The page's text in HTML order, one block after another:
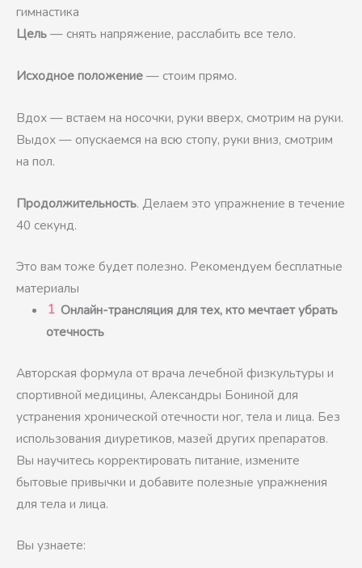
гимнастика
Цель— снять напряжение, расслабить все тело.
Исходное положение— стоим прямо.
Вдох — встаем на носочки, руки вверх, смотрим на руки.
Выдох — опускаемся на всю стопу, руки вниз, смотрим
на пол.
Продолжительность. Делаем это упражнение в течение
40 секунд.
Это вам тоже будет полезно. Рекомендуем бесплатные
материалы
Онлайн-трансляция для тех, кто мечтает убрать
отечность
Авторская формула от врача лечебной физкультуры и
спортивной медицины, Александры Бониной для
устранения хронической отечности ног, тела и лица. Без
использования диуретиков, мазей других препаратов.
Вы научитесь корректировать питание, измените
бытовые привычки и добавите полезные упражнения
для тела и лица.
Вы узнаете: